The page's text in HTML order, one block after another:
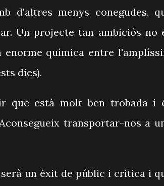
d'altres menys conegudes,
Un projecte tan ambiciós no
química entre
dies).
que està molt ben trobada i
transportar-nos a
un èxit de públic i crítica i